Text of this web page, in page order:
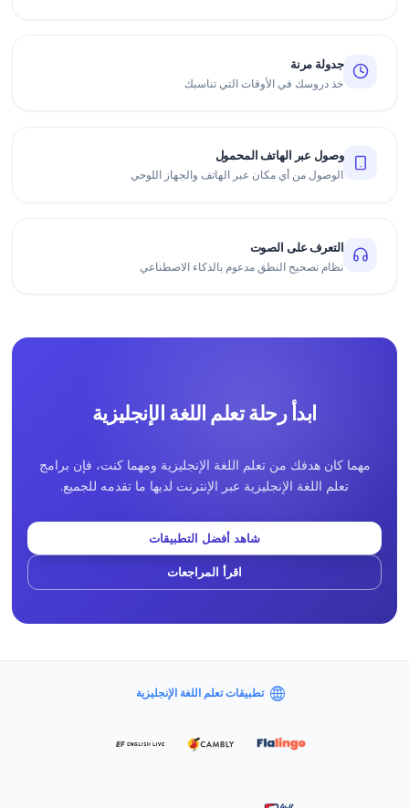
جدولة مرنة
خذ دروسك في الأوقات التي تناسبك
وصول عبر الهاتف المحمول
الوصول من أي مكان عبر الهاتف والجهاز اللوحي
التعرف على الصوت
نظام تصحيح النطق مدعوم بالذكاء الاصطناعي
ابدأ رحلة تعلم اللغة الإنجليزية
مهما كان هدفك من تعلم اللغة الإنجليزية ومهما كنت، فإن برامج
تعلم اللغة الإنجليزية عبر الإنترنت لديها ما تقدمه للجميع.
شاهد أفضل التطبيقات
اقرأ المراجعات
تطبيقات تعلم اللغة الإنجليزية